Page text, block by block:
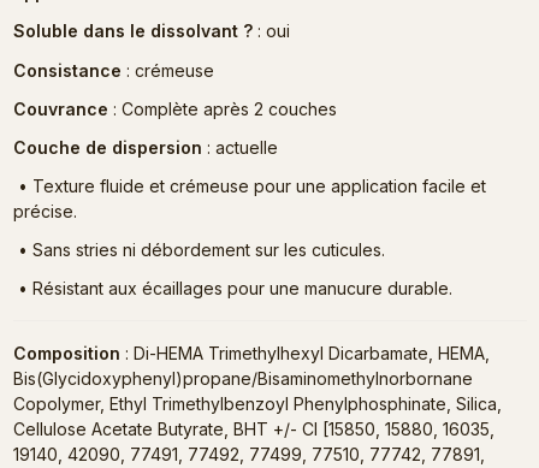
Soluble dans le dissolvant ?: oui
Consistance : crémeuse
Couvrance : Complète après 2 couches
Couche de dispersion : actuelle
• Texture fluide et crémeuse pour une application facile et
précise.
• Sans stries ni débordement sur les cuticules.
• Résistant aux écaillages pour une manucure durable.
Composition : Di-HEMA Trimethylhexyl Dicarbamate, HEMA,
Bis(Glycidoxyphenyl)propane/Bisaminomethylnorbornane
Copolymer, Ethyl Trimethylbenzoyl Phenylphosphinate, Silica,
Cellulose Acetate Butyrate, BHT +/- CI [15850, 15880, 16035,
19140, 42090, 77491, 77492, 77499, 77510, 77742, 77891,